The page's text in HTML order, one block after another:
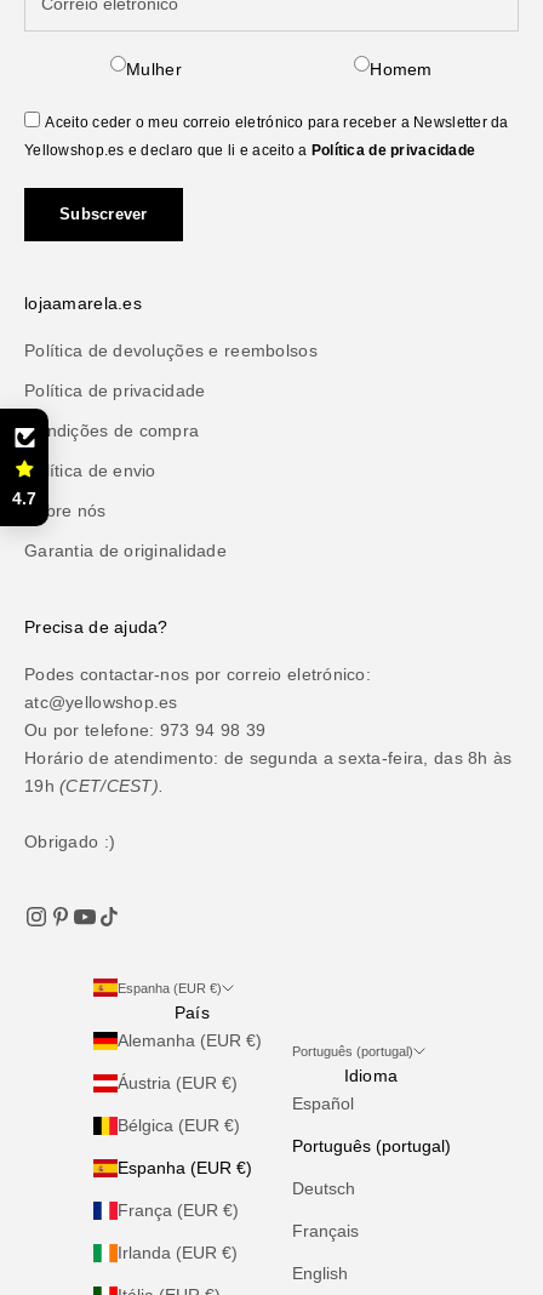
Mulher Homem
Aceito ceder o meu correio eletrónico para receber a Newsletter da
Yellowshop.es e declaro que li e aceito a Política de privacidade
Subscrever
lojaamarela.es
Política de devoluções e reembolsos
Política de privacidade
Condições de compra
Política de envio
Sobre nós
Garantia de originalidade
Precisa de ajuda?
Podes contactar-nos por correio eletrónico:
atc@yellowshop.es
Ou por telefone: 973 94 98 39
Horário de atendimento: de segunda a sexta-feira, das 8h às
19h(CET/CEST).
Obrigado :)
Espanha (EUR €)
País
Alemanha (EUR €)
Áustria (EUR €)
Bélgica (EUR €)
Espanha (EUR €)
França (EUR €)
Irlanda (EUR €)
Português (portugal)
Idioma
Español
Português (portugal)
Deutsch
Français
English
4.7